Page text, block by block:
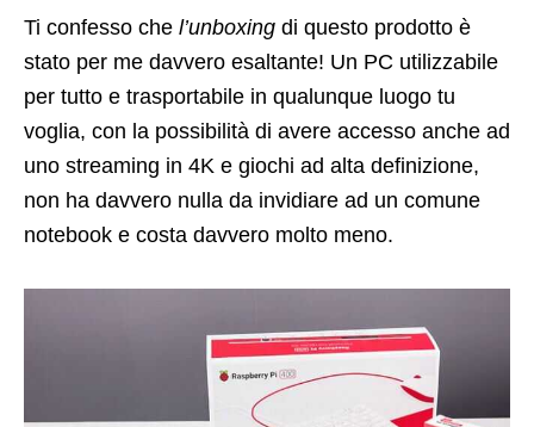
Ti confesso che l’unboxing di questo prodotto è
stato per me davvero esaltante! Un PC utilizzabile
per tutto e trasportabile in qualunque luogo tu
voglia, con la possibilità di avere accesso anche ad
uno streaming in 4K e giochi ad alta definizione,
non ha davvero nulla da invidiare ad un comune
notebook e costa davvero molto meno.